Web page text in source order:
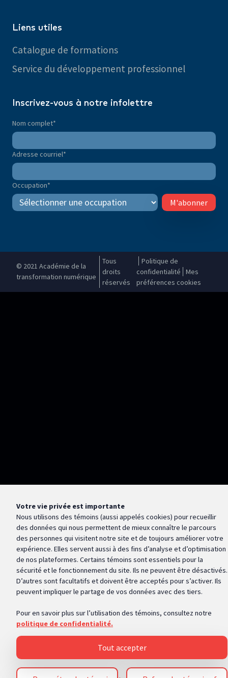
Inscrivez-vous à notre infolettre
Nom complet*
Adresse courriel*
Occupation*
M'abonner
Liens utiles
Catalogue de formations
Service du développement professionnel
© 2021 Académie de la
transformation numérique
Tous
droits
réservés
Politique de
confidentialité
Mes
préférences cookies
Votre vie privée est importante
Nous utilisons des témoins (aussi appelés cookies) pour recueillir
des données qui nous permettent de mieux connaître le parcours
des personnes qui visitent notre site et de toujours améliorer votre
expérience. Elles servent aussi à des fins d’analyse et d’optimisation
de nos plateformes. Certains témoins sont essentiels pour la
sécurité et le fonctionnement du site. Ils ne peuvent être désactivés.
D’autres sont facultatifs et doivent être acceptés pour s’activer. Ils
peuvent impliquer le partage de vos données avec des tiers.
Pour en savoir plus sur l’utilisation des témoins, consultez notre
politique de confidentialité.
Tout accepter